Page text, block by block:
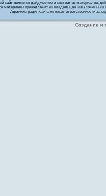
сайт является дайджестом и состоит из материалов,
материалы принадлежат их владельцам и выложены на
Администрация сайта не несет ответственности за
Создание и